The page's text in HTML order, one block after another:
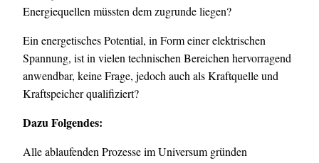
Energiequellen müssten dem zugrunde liegen?
Ein energetisches Potential, in Form einer elektrischen
Spannung, ist in vielen technischen Bereichen hervorragend
anwendbar, keine Frage, jedoch auch als Kraftquelle und
Kraftspeicher qualifiziert?
Dazu Folgendes:
Alle ablaufenden Prozesse im Universum gründen